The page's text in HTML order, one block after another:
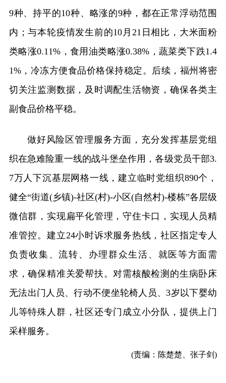
9种、持平的10种、略涨的9种，都在正常浮动范围
内；与本轮疫情发生前的10月21日相比，大米面粉
类略涨0.11%，食用油类略涨0.38%，蔬菜类下跌1.4
1%，冷冻方便食品价格保持稳定。后续，福州将密
切关注监测数据，及时调配生活物资，确保各类主
副食品价格平稳。
做好风险区管理服务方面，充分发挥基层党组
织在急难险重一线的战斗堡垒作用，各级党员干部3.
7万人下沉基层网格一线，建立临时党组织890个，
健全“街道(乡镇)-社区(村)-小区(自然村)-楼栋”各层级
微信群，实现扁平化管理，守住卡口，实现人员精
准管控。建立24小时诉求服务热线，社区指定专人
负责收集、流转、办理群众生活、就医等方面需
求，确保精准关爱帮扶。对需核酸检测的生病卧床
无法出门人员、行动不便坐轮椅人员、3岁以下婴幼
儿等特殊人群，社区还专门成立小分队，提供上门
采样服务。
(责编：陈楚楚、张子剑)